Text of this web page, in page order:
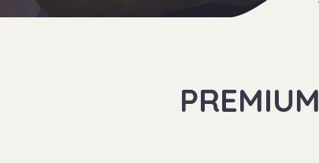
PREMIUM